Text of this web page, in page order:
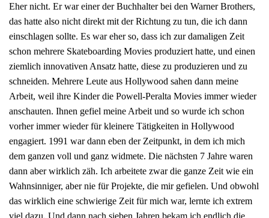
Eher nicht. Er war einer der Buchhalter bei den Warner Brothers,
das hatte also nicht direkt mit der Richtung zu tun, die ich dann
einschlagen sollte. Es war eher so, dass ich zur damaligen Zeit
schon mehrere Skateboarding Movies produziert hatte, und einen
ziemlich innovativen Ansatz hatte, diese zu produzieren und zu
schneiden. Mehrere Leute aus Hollywood sahen dann meine
Arbeit, weil ihre Kinder die Powell-Peralta Movies immer wieder
anschauten. Ihnen gefiel meine Arbeit und so wurde ich schon
vorher immer wieder für kleinere Tätigkeiten in Hollywood
engagiert. 1991 war dann eben der Zeitpunkt, in dem ich mich
dem ganzen voll und ganz widmete. Die nächsten 7 Jahre waren
dann aber wirklich zäh. Ich arbeitete zwar die ganze Zeit wie ein
Wahnsinniger, aber nie für Projekte, die mir gefielen. Und obwohl
das wirklich eine schwierige Zeit für mich war, lernte ich extrem
viel dazu. Und dann nach sieben Jahren bekam ich endlich die